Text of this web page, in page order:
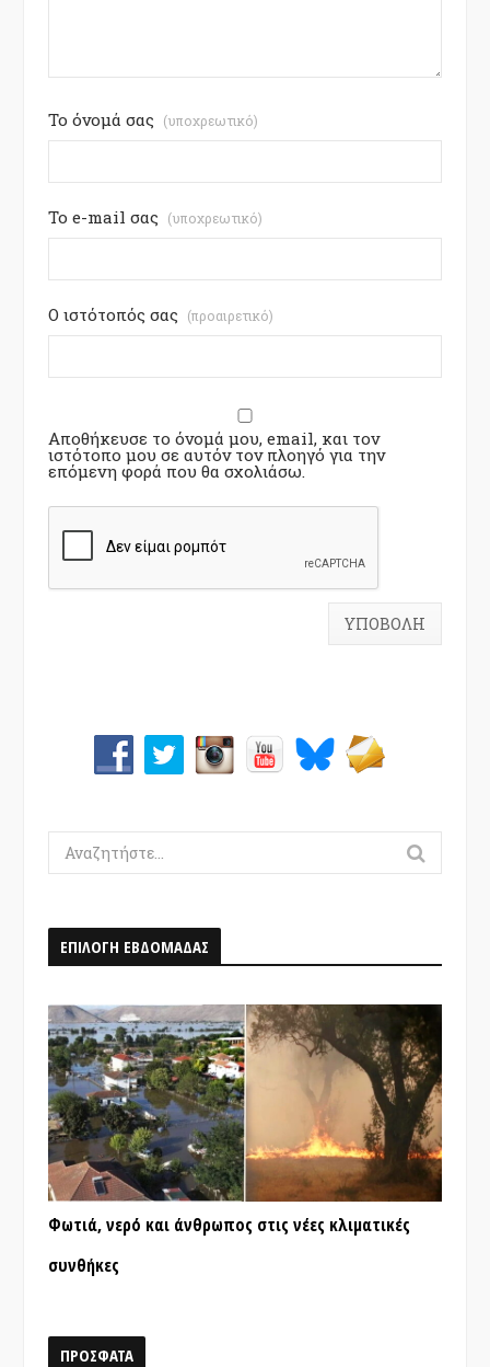
Το όνομά σας (υποχρεωτικό)
Το e-mail σας (υποχρεωτικό)
Ο ιστότοπός σας (προαιρετικό)
Αποθήκευσε το όνομά μου, email, και τον
ιστότοπο μου σε αυτόν τον πλοηγό για την
επόμενη φορά που θα σχολιάσω.
Search
for:
ΕΠΙΛΟΓΗ ΕΒΔΟΜΑΔΑΣ
Φωτιά, νερό και άνθρωπος στις νέες κλιματικές
συνθήκες
ΠΡΟΣΦΑΤΑ